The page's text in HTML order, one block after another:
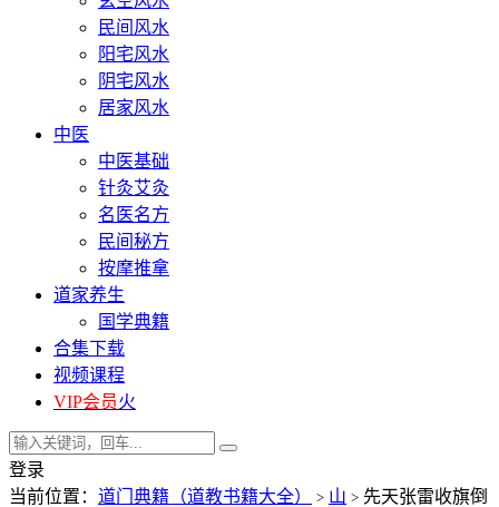
民间风水
阳宅风水
阴宅风水
居家风水
中医
中医基础
针灸艾灸
名医名方
民间秘方
按摩推拿
道家养生
国学典籍
合集下载
视频课程
VIP会员火
登录
当前位置： 道门典籍（道教书籍大全） > 山 > 先天张雷收旗倒